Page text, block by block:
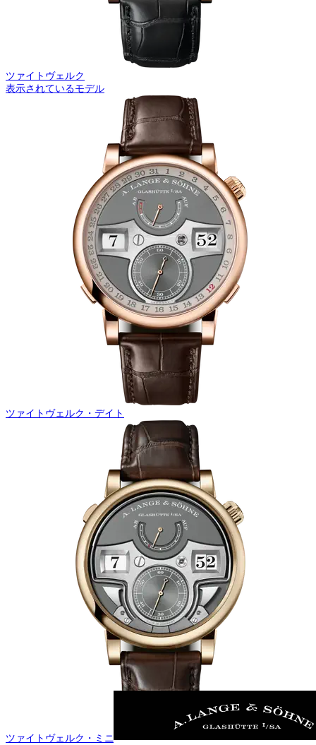
ツァイトヴェルク
表示されているモデル
ツァイトヴェルク・デイト
ツァイトヴェルク・ミニッツリピーター